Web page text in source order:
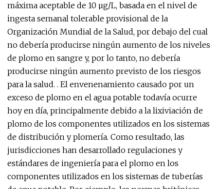
máxima aceptable de 10 µg/L, basada en el nivel de
ingesta semanal tolerable provisional de la
Organización Mundial de la Salud, por debajo del cual
no debería producirse ningún aumento de los niveles
de plomo en sangre y, por lo tanto, no debería
producirse ningún aumento previsto de los riesgos
para la salud. . El envenenamiento causado por un
exceso de plomo en el agua potable todavía ocurre
hoy en día, principalmente debido a la lixiviación de
plomo de los componentes utilizados en los sistemas
de distribución y plomería. Como resultado, las
jurisdicciones han desarrollado regulaciones y
estándares de ingeniería para el plomo en los
componentes utilizados en los sistemas de tuberías